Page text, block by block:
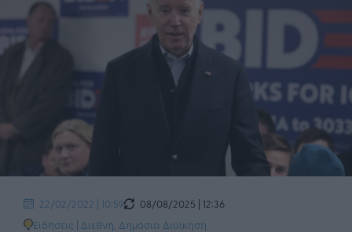
22/02/2022 | 10:59
08/08/2025 | 12:36
Ειδήσεις | Διεθνή Δημόσια Διοίκηση